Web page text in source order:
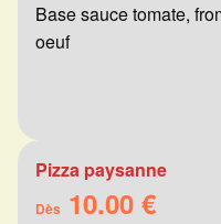
Base sauce tomate,
oeuf
Pizza paysanne
Dès 10.00 €